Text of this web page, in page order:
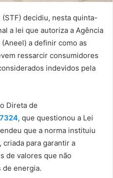
decidiu, nesta quinta-
a lei que autoriza a Agência
a definir como as
ressarcir consumidores
indevidos pela
Direta de
, que questionou a Lei
que a norma instituiu
para garantir a
de valores que não
energia.